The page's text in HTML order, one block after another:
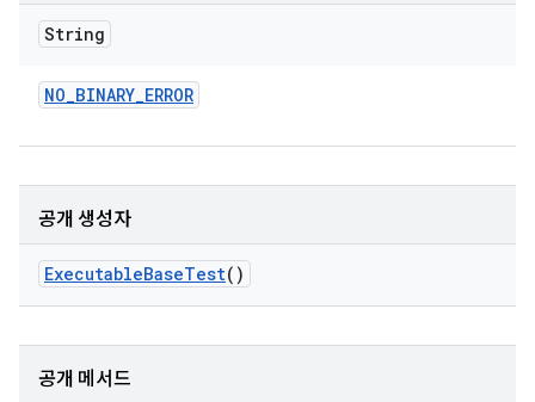
String
NO_BINARY_ERROR
공개 생성자
ExecutableBaseTest()
공개 메서드